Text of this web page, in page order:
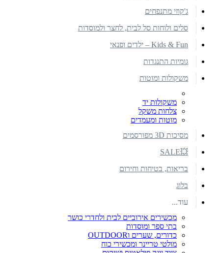
ג'קוזי מתנפחים
סלים ולוחות סל לבית, לחצר ולמוסדות
Kids & Fun – ילדים ופנאי
גומיות התנגדות
משקולות ומוטות
משקולות יד
צלחות משקל
מוטות ומעמדים
מסיכות 3D מפורסמים
💥SALE
בריאות, בטיחות וחירום
בלוג
עוד...
מכשירים אירוביים לבית ולחדרי כושר
בתי ספר ומוסדות
כדורים, שערים וOUTDOOR
מולטי טריינר ומכשירי כוח